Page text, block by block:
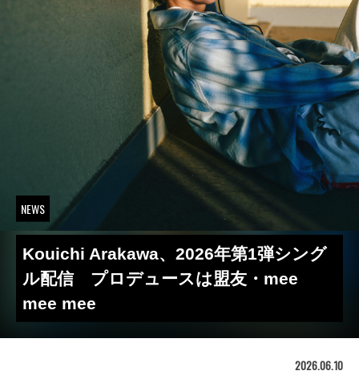
NEWS
Kouichi Arakawa、2026年第1弾シング
ル配信 プロデュースは盟友・mee
mee mee
2026.06.10